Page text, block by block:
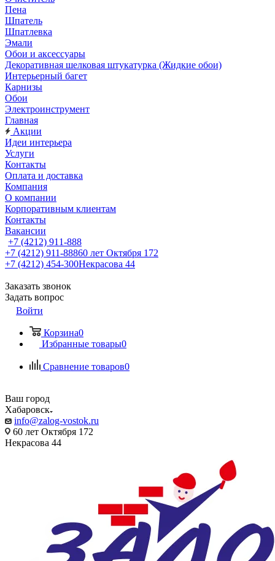
Пена
Шпатель
Шпатлевка
Эмали
Обои и аксессуары
Декоративная шелковая штукатурка (Жидкие обои)
Интерьерный багет
Карнизы
Обои
Электроинструмент
Главная
Акции
Идеи интерьера
Услуги
Контакты
Оплата и доставка
Компания
О компании
Корпоративным клиентам
Контакты
Вакансии
+7 (4212) 911-888
+7 (4212) 911-88860 лет Октября 172
+7 (4212) 454-300Некрасова 44
Заказать звонок
Задать вопрос
Войти
Корзина0
Избранные товары0
Сравнение товаров0
Ваш город
Хабаровск
info@zalog-vostok.ru
60 лет Октября 172
Некрасова 44